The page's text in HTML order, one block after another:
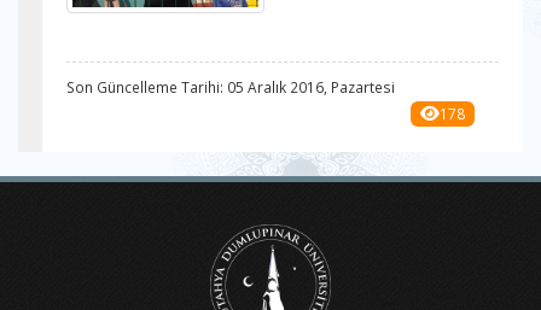
Son Güncelleme Tarihi: 05 Aralık 2016, Pazartesi
178